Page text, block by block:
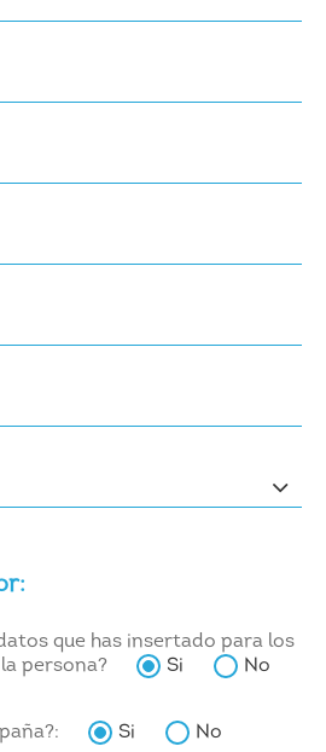
que has insertado para los
persona?
Si No
Si No